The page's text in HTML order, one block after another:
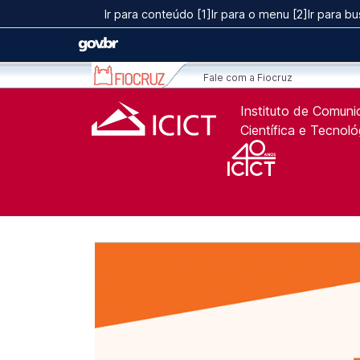
ICICT | Fiocruz -
Ir para o conteúdo [1]
Ir para o menu [2]
Ir para a Busca [3]
Fale com a Fiocruz
Ir para conteúdo [1]Ir para o menu [2]Ir para
Instituto de
Científica e